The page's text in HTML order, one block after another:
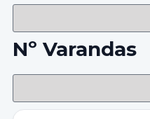
Nº Varandas